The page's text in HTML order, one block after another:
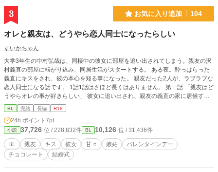
3 お気に入り追加 104
オレと親友は、どうやら恋人同士になったらしい
すいかちゃん
大学3年生の中村弘哉は、同棲中の彼女に部屋を追い出されてしまう。親友の沢
村義直の部屋に転がり込み、同居生活がスタートする。 ある夜。酔っぱらった
義直にキスをされ、彼の本心を知る事になった。 親友だった2人が、ラブラブな
恋人同士になる話です。 1話1話はさほど長くはありません。 第一話 「親友はど
うやらオレの事が好きらしい」 彼女に追い出され、親友の義直の家に居候する
事になった弘哉。ある日、寝ているところを義直にキスされ…。 第二話 「オレ
は、どうやら親友の事を好きになったみたいだ」 エッチな関係になった弘哉と
義直。だが、弘哉には義直への気持ちがいまいちわからなかった。そんな時、義
直が年上の男性と…。 第三話 「恋人は、どうやらオレの元カノに嫉妬している
らしい」 ラブラブな二人の前に、弘哉の元カノが現れ…。 第四話 「どうやらオ
レは、恋人を傷つけてしまったらしい」 友人の浩介の言葉に、バレたらどうし
ようと不安になる弘哉。その事で義直を傷つけてしまい…。 第五話 「どうやら
BL 完結 長編 R18
24h.ポイント 7pt
小説 37,726 位 / 228,832件 BL 10,126 位 / 31,436件
BL 親友 キス 彼女 甘々 嫉妬
バレンタインデー
チョコレート
結婚式